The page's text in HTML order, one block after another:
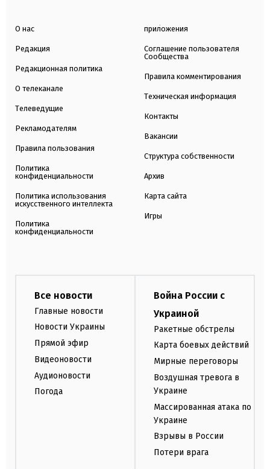
О нас
Редакция
Редакционная политика
О телеканале
Телеведущие
Рекламодателям
Правила пользования
Политика
конфиденциальности
Политика использования
искусственного интеллекта
Политика
конфиденциальности
приложения
Соглашение пользователя
Сообщества
Правила комментирования
Техническая информация
Контакты
Вакансии
Структура собственности
Архив
Карта сайта
Игры
Все новости
Главные новости
Новости Украины
Прямой эфир
Видеоновости
Аудионовости
Погода
Война России с
Украиной
Ракетные обстрелы
Карта боевых действий
Мирные переговоры
Воздушная тревога в
Украине
Массированная атака по
Украине
Взрывы в России
Потери врага